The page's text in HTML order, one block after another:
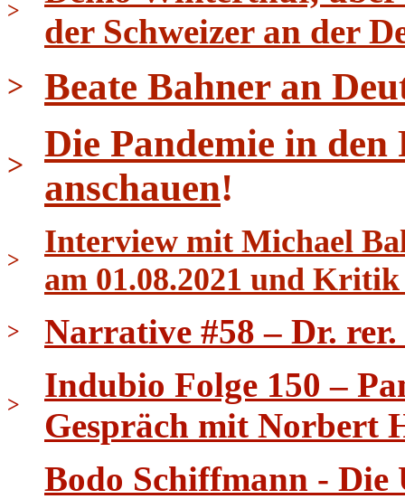
>
der Schweizer an der
> Beate Bahner an
>
Die Pandemie in
anschauen!
>
Interview mit Michael
am 01.08.2021 und Kritik
> Narrative #58 – Dr.
>
Indubio Folge 150 –
Gespräch mit Norbert
Bodo Schiffmann -